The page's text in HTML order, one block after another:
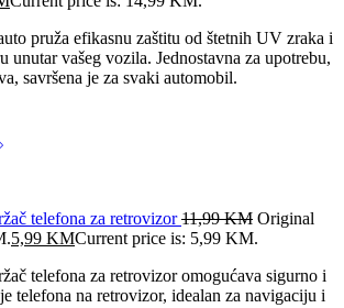
pruža efikasnu zaštitu od štetnih UV zraka i
unutar vašeg vozila. Jednostavna za upotrebu,
savršena je za svaki automobil.
telefona za retrovizor11,99KM Original
5,99 KMCurrent price is: 5,99 KM.
telefona za retrovizor omogućava sigurno i
telefona na retrovizor, idealan za navigaciju i